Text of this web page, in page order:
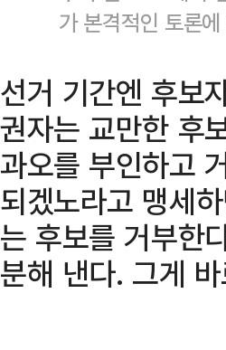
가 본격적인 토론
선거 기간엔 후보
권자는 교만한 후
과오를 부인하고
되겠노라고 맹세
는 후보를 거부한
분해 낸다. 그게